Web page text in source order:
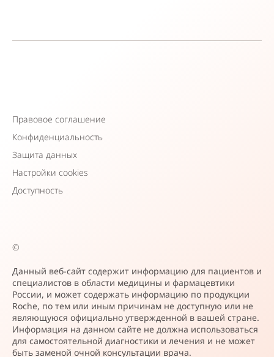
Правовое соглашение
Конфиденциальность
Защита данных
Настройки cookies
Доступность
©
Данный веб-сайт содержит информацию для пациентов и
специалистов в области медицины и фармацевтики
России, и может содержать информацию по продукции
Roche, по тем или иным причинам не доступную или не
являющуюся официально утвержденной в вашей стране.
Информация на данном сайте не должна использоваться
для самостоятельной диагностики и лечения и не может
быть заменой очной консультации врача.